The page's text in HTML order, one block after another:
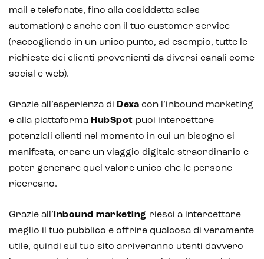
mail e telefonate, fino alla cosiddetta sales
automation) e anche con il tuo customer service
(raccogliendo in un unico punto, ad esempio, tutte le
richieste dei clienti provenienti da diversi canali come
social e web).
Grazie all’esperienza di Dexa con l’inbound marketing
e alla piattaforma HubSpot puoi intercettare
potenziali clienti nel momento in cui un bisogno si
manifesta, creare un viaggio digitale straordinario e
poter generare quel valore unico che le persone
ricercano.
Grazie all’inbound marketing riesci a intercettare
meglio il tuo pubblico e offrire qualcosa di veramente
utile, quindi sul tuo sito arriveranno utenti davvero